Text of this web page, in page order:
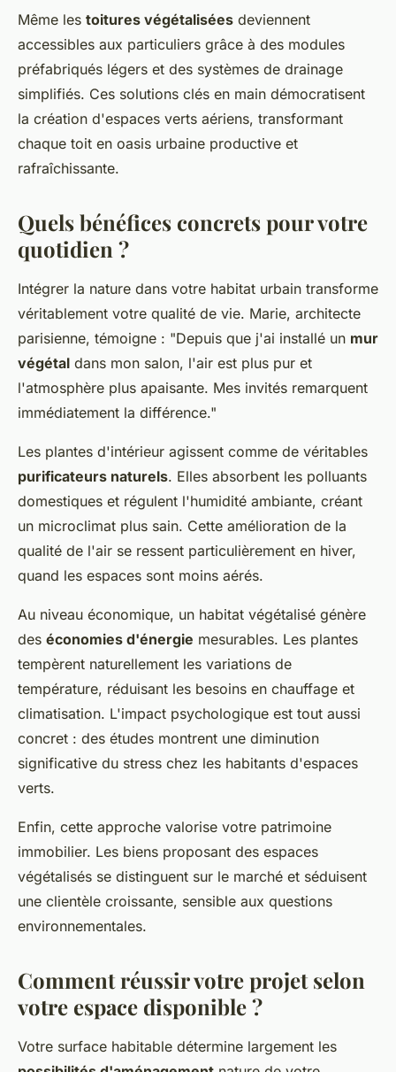
Même les toitures végétalisées deviennent
accessibles aux particuliers grâce à des modules
préfabriqués légers et des systèmes de drainage
simplifiés. Ces solutions clés en main démocratisent
la création d'espaces verts aériens, transformant
chaque toit en oasis urbaine productive et
rafraîchissante.
Quels bénéfices concrets pour votre
quotidien ?
Intégrer la nature dans votre habitat urbain transforme
véritablement votre qualité de vie. Marie, architecte
parisienne, témoigne : "Depuis que j'ai installé un mur
végétal dans mon salon, l'air est plus pur et
l'atmosphère plus apaisante. Mes invités remarquent
immédiatement la différence."
Les plantes d'intérieur agissent comme de véritables
purificateurs naturels. Elles absorbent les polluants
domestiques et régulent l'humidité ambiante, créant
un microclimat plus sain. Cette amélioration de la
qualité de l'air se ressent particulièrement en hiver,
quand les espaces sont moins aérés.
Au niveau économique, un habitat végétalisé génère
des économies d'énergie mesurables. Les plantes
tempèrent naturellement les variations de
température, réduisant les besoins en chauffage et
climatisation. L'impact psychologique est tout aussi
concret : des études montrent une diminution
significative du stress chez les habitants d'espaces
verts.
Enfin, cette approche valorise votre patrimoine
immobilier. Les biens proposant des espaces
végétalisés se distinguent sur le marché et séduisent
une clientèle croissante, sensible aux questions
environnementales.
Comment réussir votre projet selon
votre espace disponible ?
Votre surface habitable détermine largement les